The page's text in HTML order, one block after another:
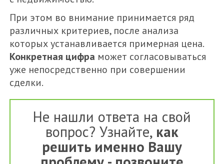
При этом во внимание принимается ряд
различных критериев, после анализа
которых устанавливается примерная цена.
Конкретная цифра может согласовываться
уже непосредственно при совершении
сделки.
Не нашли ответа на свой
вопрос? Узнайте, как
решить именно Вашу